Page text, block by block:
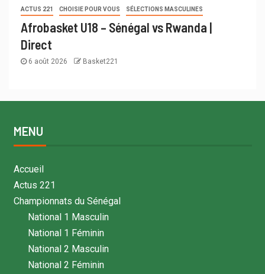
ACTUS 221 CHOISIE POUR VOUS SÉLECTIONS MASCULINES
Afrobasket U18 – Sénégal vs Rwanda |
Direct
6 août 2026 Basket221
MENU
Accueil
Actus 221
Championnats du Sénégal
National 1 Masculin
National 1 Féminin
National 2 Masculin
National 2 Féminin